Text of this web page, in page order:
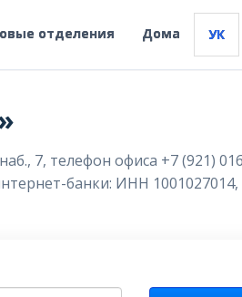
отделения Дома УК
7, телефон офиса +7 (921)
банки: ИНН